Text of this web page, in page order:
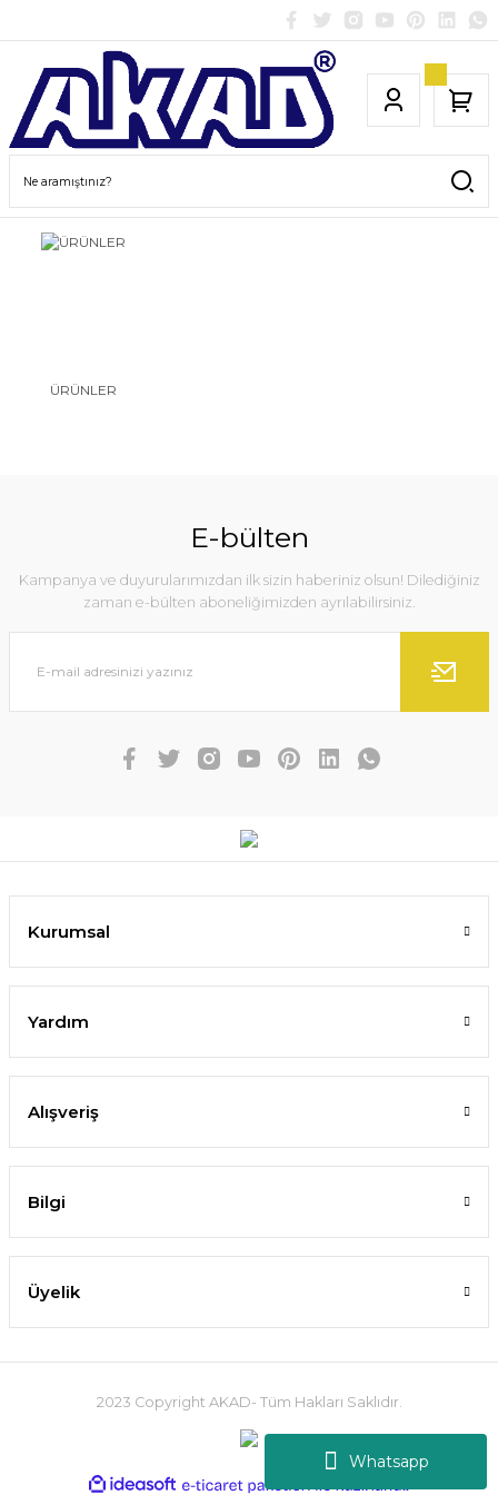
Whatsapp
ÜRÜNLER
E-bülten
Kampanya ve duyurularımızdan ilk sizin haberiniz olsun! Dilediğiniz
zaman e-bülten aboneliğimizden ayrılabilirsiniz.
Kurumsal
Yardım
Alışveriş
Bilgi
Üyelik
2023 Copyright AKAD- Tüm Hakları Saklıdır.
ideasoft